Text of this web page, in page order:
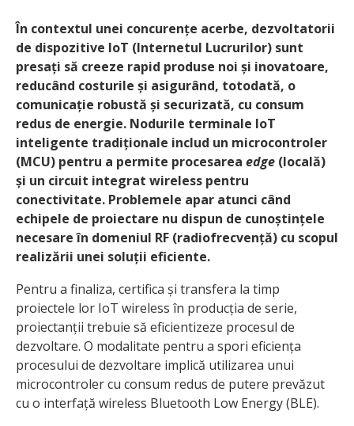
În contextul unei concurențe acerbe, dezvoltatorii
de dispozitive IoT (Internetul Lucrurilor) sunt
presați să creeze rapid produse noi și inovatoare,
reducând costurile și asigurând, totodată, o
comunicație robustă și securizată, cu consum
redus de energie. Nodurile terminale IoT
inteligente tradiționale includ un microcontroler
(MCU) pentru a permite procesarea edge (locală)
și un circuit integrat wireless pentru
conectivitate. Problemele apar atunci când
echipele de proiectare nu dispun de cunoștințele
necesare în domeniul RF (radiofrecvență) cu scopul
realizării unei soluții eficiente.
Pentru a finaliza, certifica și transfera la timp
proiectele lor IoT wireless în producția de serie,
proiectanții trebuie să eficientizeze procesul de
dezvoltare. O modalitate pentru a spori eficiența
procesului de dezvoltare implică utilizarea unui
microcontroler cu consum redus de putere prevăzut
cu o interfață wireless Bluetooth Low Energy (BLE).